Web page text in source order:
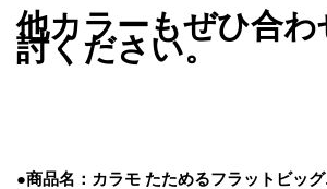
他カラーもぜひ合わ
討ください。
●商品名：カラモ たためるフラットビッ